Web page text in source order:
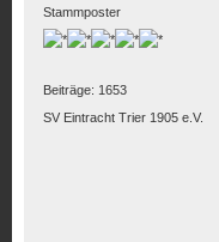
Stammposter
Beiträge: 1653
SV Eintracht Trier 1905 e.V.